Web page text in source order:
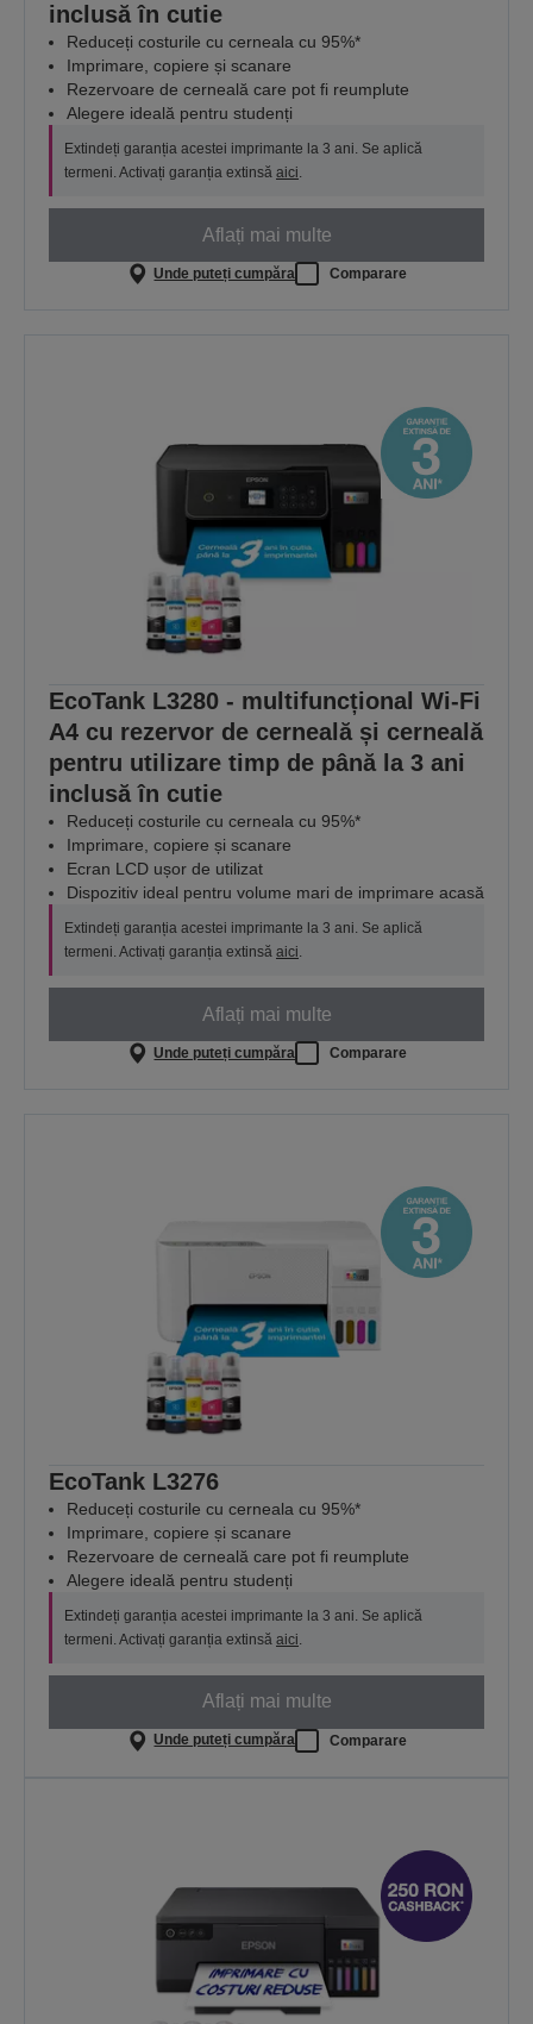
inclusă în cutie
Reduceți costurile cu cerneala cu 95%*
Imprimare, copiere și scanare
Rezervoare de cerneală care pot fi reumplute
Alegere ideală pentru studenți
Extindeți garanția acestei imprimante la 3 ani. Se aplică
termeni. Activați garanția extinsă aici.
Aflați mai multe
Unde puteți cumpăra Comparare
EcoTank L3280 - multifuncțional Wi-Fi
A4 cu rezervor de cerneală și cerneală
pentru utilizare timp de până la 3 ani
inclusă în cutie
Reduceți costurile cu cerneala cu 95%*
Imprimare, copiere și scanare
Ecran LCD ușor de utilizat
Dispozitiv ideal pentru volume mari de imprimare acasă
Extindeți garanția acestei imprimante la 3 ani. Se aplică
termeni. Activați garanția extinsă aici.
Aflați mai multe
Unde puteți cumpăra Comparare
EcoTank L3276
Reduceți costurile cu cerneala cu 95%*
Imprimare, copiere și scanare
Rezervoare de cerneală care pot fi reumplute
Alegere ideală pentru studenți
Extindeți garanția acestei imprimante la 3 ani. Se aplică
termeni. Activați garanția extinsă aici
Aflați mai multe
Unde puteți cumpăra Comparare